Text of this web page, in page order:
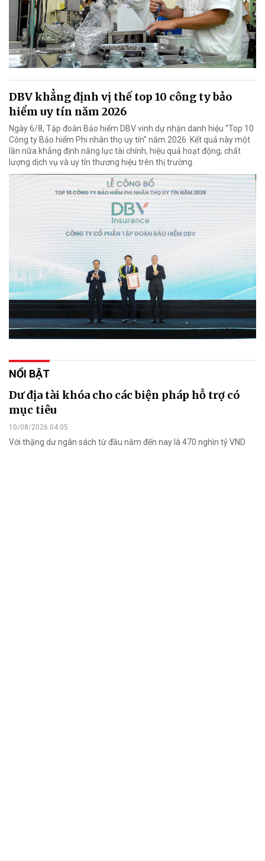
DBV khẳng định vị thế top 10 công ty bảo
hiểm uy tín năm 2026
Ngày 6/8, Tập đoàn Bảo hiểm DBV vinh dự nhận danh hiệu “Top 10
Công ty Bảo hiểm Phi nhân thọ uy tín” năm 2026. Kết quả này một
lần nữa khẳng định năng lực tài chính, hiệu quả hoạt động, chất
lượng dịch vụ và uy tín thương hiệu trên thị trường.
NỔI BẬT
Dư địa tài khóa cho các biện pháp hỗ trợ có
mục tiêu
10/08/2026 04:05
Với thặng dư ngân sách từ đầu năm đến nay là 470 nghìn tỷ VND